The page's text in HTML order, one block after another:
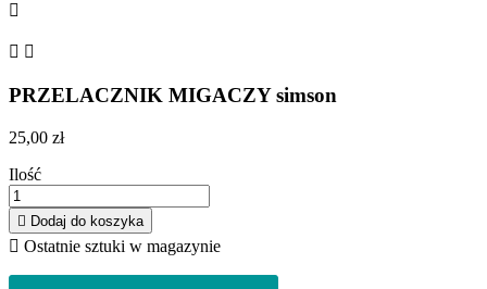

 
PRZELACZNIK MIGACZY simson
25,00 zł
Ilość
 Dodaj do koszyka
 Ostatnie sztuki w magazynie